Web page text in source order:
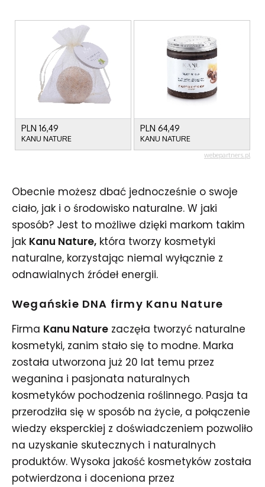
Obecnie możesz dbać jednocześnie o swoje
ciało, jak i o środowisko naturalne. W jaki
sposób? Jest to możliwe dzięki markom takim
jak Kanu Nature, która tworzy kosmetyki
naturalne, korzystając niemal wyłącznie z
odnawialnych źródeł energii.
Wegańskie DNA firmy Kanu Nature
Firma Kanu Nature zaczęła tworzyć naturalne
kosmetyki, zanim stało się to modne. Marka
została utworzona już 20 lat temu przez
weganina i pasjonata naturalnych
kosmetyków pochodzenia roślinnego. Pasja ta
przerodziła się w sposób na życie, a połączenie
wiedzy eksperckiej z doświadczeniem pozwoliło
na uzyskanie skutecznych i naturalnych
produktów. Wysoka jakość kosmetyków została
potwierdzona i doceniona przez